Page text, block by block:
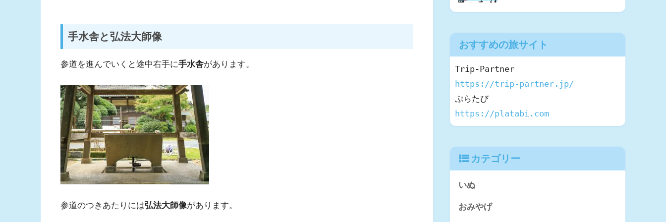
手水舎と弘法大師像
参道を進んでいくと途中右手に手水舎があります。
参道のつきあたりには弘法大師像があります。
おすすめの旅サイト
https://trip-partner.jp/
https://platabi.com
カテゴリー
いぬ
おみやげ